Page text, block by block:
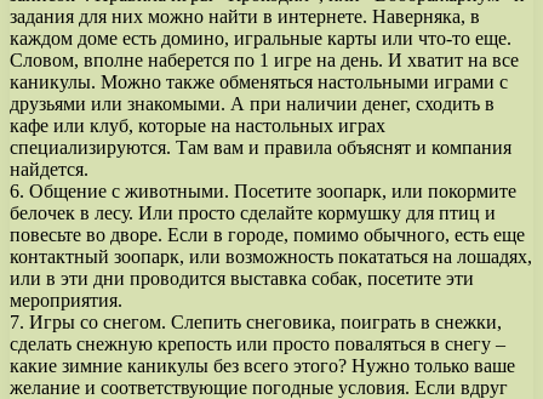
задания для них можно найти в интернете. Наверняка, в
каждом доме есть домино, игральные карты или что-то еще.
Словом, вполне наберется по 1 игре на день. И хватит на все
каникулы. Можно также обменяться настольными играми с
друзьями или знакомыми. А при наличии денег, сходить в
кафе или клуб, которые на настольных играх
специализируются. Там вам и правила объяснят и компания
найдется.
6. Общение с животными. Посетите зоопарк, или покормите
белочек в лесу. Или просто сделайте кормушку для птиц и
повесьте во дворе. Если в городе, помимо обычного, есть еще
контактный зоопарк, или возможность покататься на лошадях,
или в эти дни проводится выставка собак, посетите эти
мероприятия.
7. Игры со снегом. Слепить снеговика, поиграть в снежки,
сделать снежную крепость или просто поваляться в снегу –
какие зимние каникулы без всего этого? Нужно только ваше
желание и соответствующие погодные условия. Если вдруг